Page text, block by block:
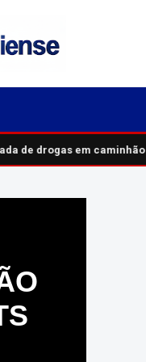
de drogas em caminhão